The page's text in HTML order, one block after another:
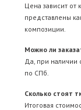
Цена зависит от
представлены
композиции.
Можно ли
Да, при наличии
по СПб.
Сколько стоят
Итоговая